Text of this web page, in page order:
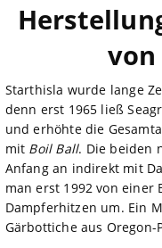
Starthisla wurde lange
denn erst 1965 ließ
und erhöhte die
mit Boil Ball. Die beiden
Anfang an indirekt mit
man erst 1992 von
Dampferhitzen um. Ein
Gärbottiche aus